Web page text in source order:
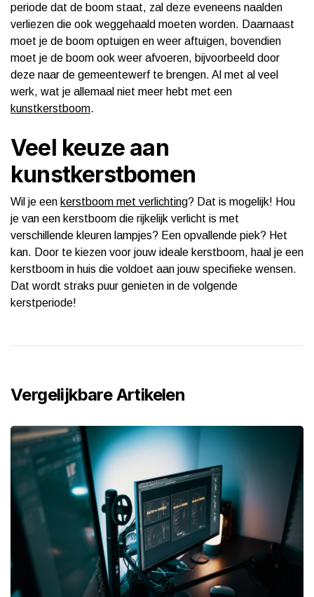
periode dat de boom staat, zal deze eveneens naalden
verliezen die ook weggehaald moeten worden. Daarnaast
moet je de boom optuigen en weer aftuigen, bovendien
moet je de boom ook weer afvoeren, bijvoorbeeld door
deze naar de gemeentewerf te brengen. Al met al veel
werk, wat je allemaal niet meer hebt met een
kunstkerstboom.
Veel keuze aan
kunstkerstbomen
Wil je een kerstboom met verlichting? Dat is mogelijk! Hou
je van een kerstboom die rijkelijk verlicht is met
verschillende kleuren lampjes? Een opvallende piek? Het
kan. Door te kiezen voor jouw ideale kerstboom, haal je een
kerstboom in huis die voldoet aan jouw specifieke wensen.
Dat wordt straks puur genieten in de volgende
kerstperiode!
Vergelijkbare Artikelen